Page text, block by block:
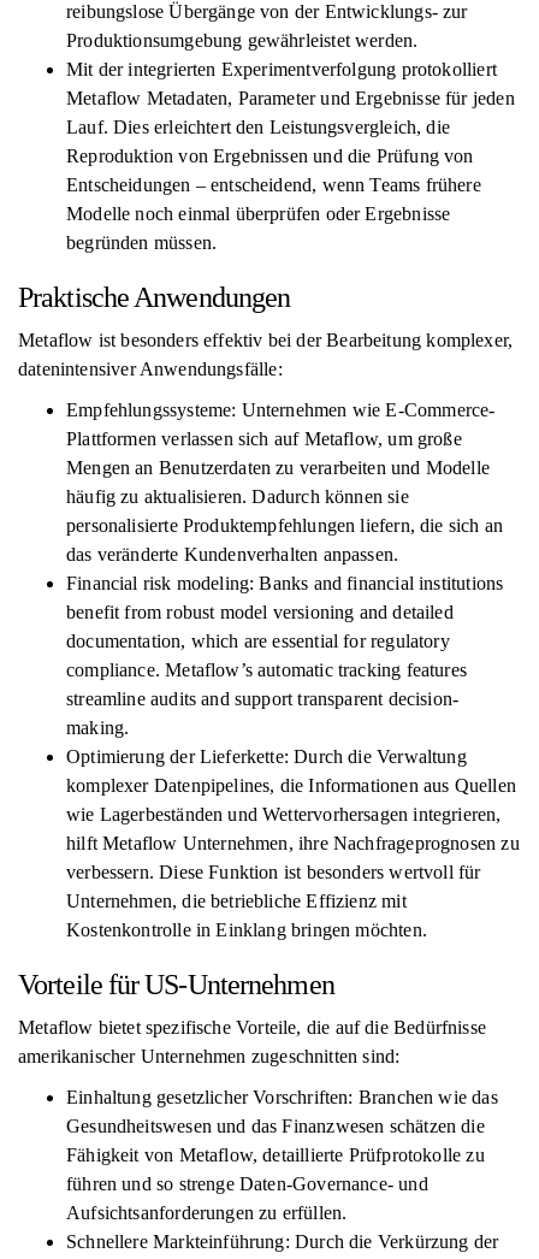
reibungslose Übergänge von der Entwicklungs- zur
Produktionsumgebung gewährleistet werden.
Mit der integrierten Experimentverfolgung protokolliert
Metaflow Metadaten, Parameter und Ergebnisse für jeden
Lauf. Dies erleichtert den Leistungsvergleich, die
Reproduktion von Ergebnissen und die Prüfung von
Entscheidungen – entscheidend, wenn Teams frühere
Modelle noch einmal überprüfen oder Ergebnisse
begründen müssen.
Praktische Anwendungen
Metaflow ist besonders effektiv bei der Bearbeitung komplexer,
datenintensiver Anwendungsfälle:
Empfehlungssysteme: Unternehmen wie E-Commerce-
Plattformen verlassen sich auf Metaflow, um große
Mengen an Benutzerdaten zu verarbeiten und Modelle
häufig zu aktualisieren. Dadurch können sie
personalisierte Produktempfehlungen liefern, die sich an
das veränderte Kundenverhalten anpassen.
Financial risk modeling: Banks and financial institutions
benefit from robust model versioning and detailed
documentation, which are essential for regulatory
compliance. Metaflow’s automatic tracking features
streamline audits and support transparent decision-
making.
Optimierung der Lieferkette: Durch die Verwaltung
komplexer Datenpipelines, die Informationen aus Quellen
wie Lagerbeständen und Wettervorhersagen integrieren,
hilft Metaflow Unternehmen, ihre Nachfrageprognosen zu
verbessern. Diese Funktion ist besonders wertvoll für
Unternehmen, die betriebliche Effizienz mit
Kostenkontrolle in Einklang bringen möchten.
Vorteile für US-Unternehmen
Metaflow bietet spezifische Vorteile, die auf die Bedürfnisse
amerikanischer Unternehmen zugeschnitten sind:
Einhaltung gesetzlicher Vorschriften: Branchen wie das
Gesundheitswesen und das Finanzwesen schätzen die
Fähigkeit von Metaflow, detaillierte Prüfprotokolle zu
führen und so strenge Daten-Governance- und
Aufsichtsanforderungen zu erfüllen.
Schnellere Markteinführung: Durch die Verkürzung der